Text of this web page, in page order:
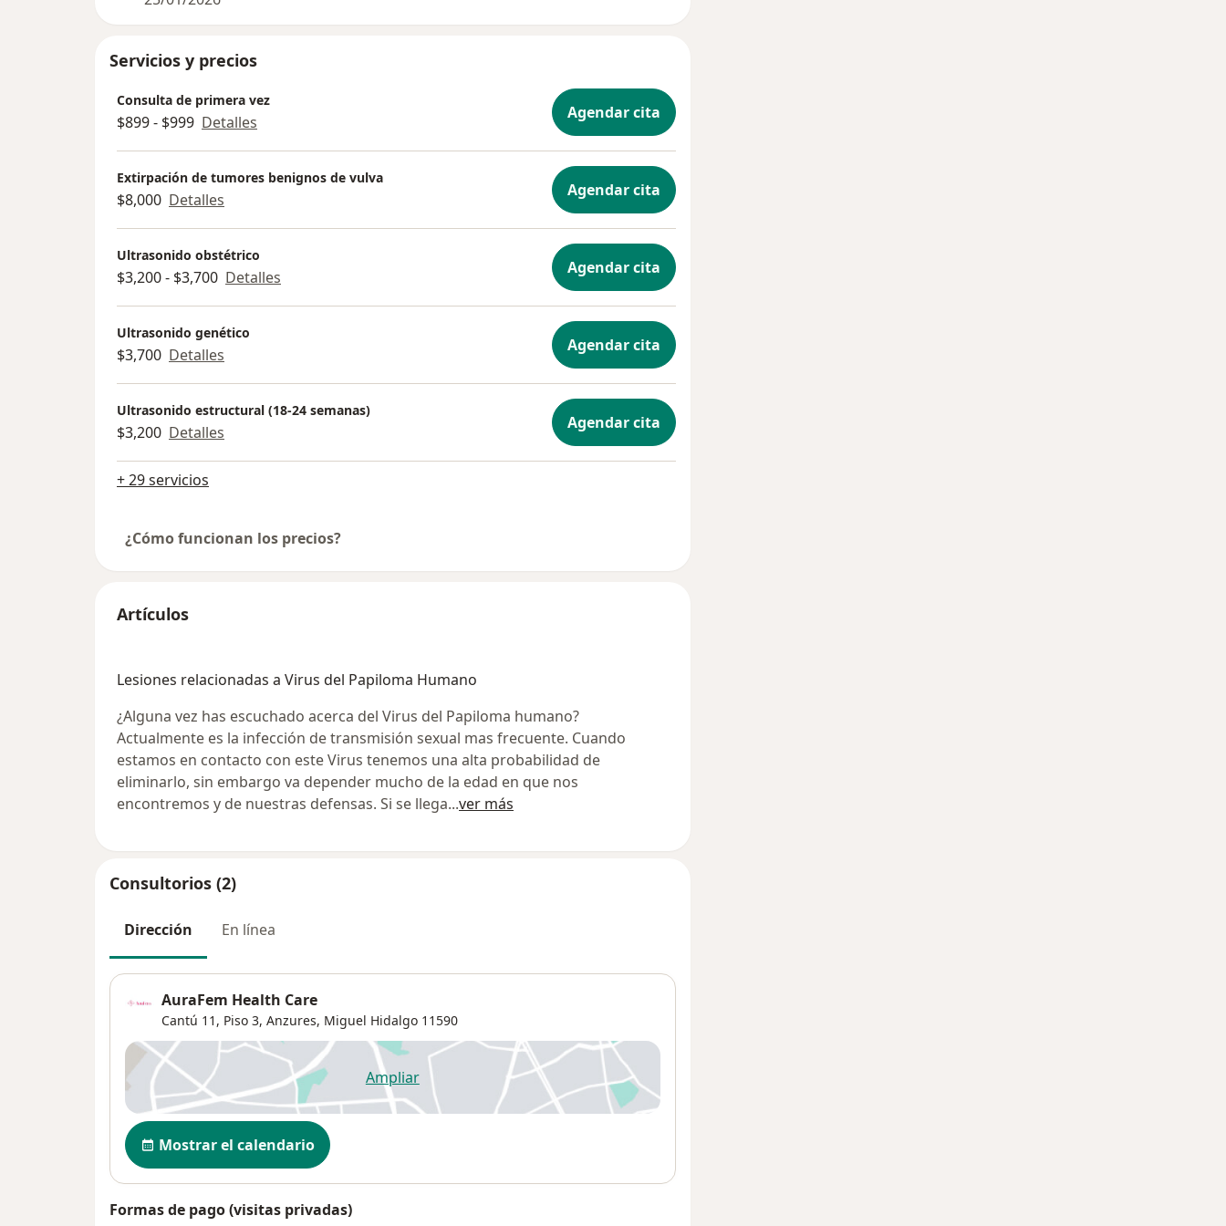
tranquila a casa. Te espero en consulta
Servicios y precios
Consulta de primera vez
$899 - $999 Detalles Agendar cita
Extirpación de tumores benignos de vulva
$8,000 Detalles Agendar cita
Ultrasonido obstétrico
$3,200 - $3,700 Detalles Agendar cita
Ultrasonido genético
$3,700 Detalles Agendar cita
Ultrasonido estructural (18-24 semanas)
$3,200 Detalles Agendar cita
+ 29 servicios
¿Cómo funcionan los precios?
Artículos
Lesiones relacionadas a Virus del Papiloma Humano
¿Alguna vez has escuchado acerca del Virus del Papiloma humano?
Actualmente es la infección de transmisión sexual mas frecuente. Cuando
estamos en contacto con este Virus tenemos una alta probabilidad de
eliminarlo, sin embargo va depender mucho de la edad en que nos
encontremos y de nuestras defensas. Si se llega...ver más
Consultorios (2)
Dirección En línea
AuraFem Health Care
Cantú 11, Piso 3, Anzures, Miguel Hidalgo 11590
Ampliarse abre en una nueva pestaña
Disponibilidad
Mostrar el calendario
Formas de pago (visitas privadas)